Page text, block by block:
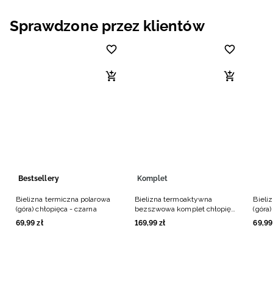
Sprawdzone przez klientów
Bestsellery
Bielizna termiczna polarowa
(góra) chłopięca - czarna
69,99 zł
Komplet
Bielizna termoaktywna
bezszwowa komplet chłopięca
- czarna
169,99 zł
69,99